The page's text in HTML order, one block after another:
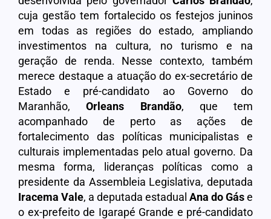
cuja gestão tem fortalecido os festejos juninos
em todas as regiões do estado, ampliando
investimentos na cultura, no turismo e na
geração de renda. Nesse contexto, também
merece destaque a atuação do ex-secretário de
Estado e pré-candidato ao Governo do
Maranhão,Orleans Brandão, que tem
acompanhado de perto as ações de
fortalecimento das políticas municipalistas e
culturais implementadas pelo atual governo. Da
mesma forma, lideranças políticas como a
presidente da Assembleia Legislativa, deputada
Iracema Vale, a deputada estadual Ana do Gáse
o ex-prefeito de Igarapé Grande e pré-candidato